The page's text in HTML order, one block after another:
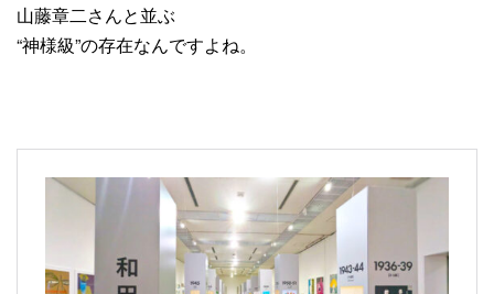
山藤章二さんと並ぶ
“神様級”の存在なんですよね。